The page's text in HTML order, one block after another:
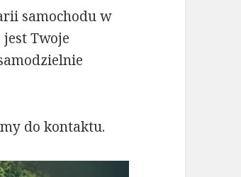
samochodu w
Twoje
do kontaktu.